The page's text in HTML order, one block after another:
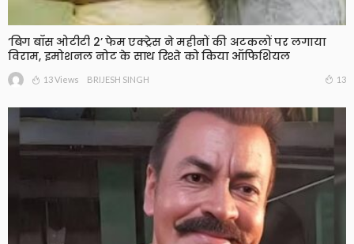
‘बिग बॉस ओटीटी 2’ फेम एक्ट्रेस ने महीनों की अटकलों पर लगाया
विराम, इमोशनल नोट के साथ रिश्ते को किया ऑफिशियल
13 Views BRIJESH SINGH 13